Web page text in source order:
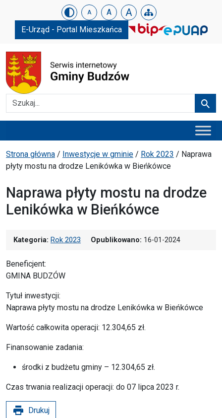
Urząd Gminy w Budzowie
Skip menu A A A
E-Urząd - Portal Mieszkańca
Szukaj
Ścieżka powrotu
Strona główna / Inwestycje w gminie / Rok 2023 / Naprawa
płyty mostu na drodze Lenikówka w Bieńkówce
Naprawa płyty mostu na drodze
Lenikówka w Bieńkówce
Kategoria: Rok 2023 Opublikowano: 16-01-2024
Beneficjent:
GMINA BUDZÓW
Tytuł inwestycji:
Naprawa płyty mostu na drodze Lenikówka w Bieńkówce
Wartość całkowita operacji: 12.304,65 zł.
Finansowanie zadania:
środki z budżetu gminy – 12.304,65 zł.
Czas trwania realizacji operacji: do 07 lipca 2023 r.
print Drukuj